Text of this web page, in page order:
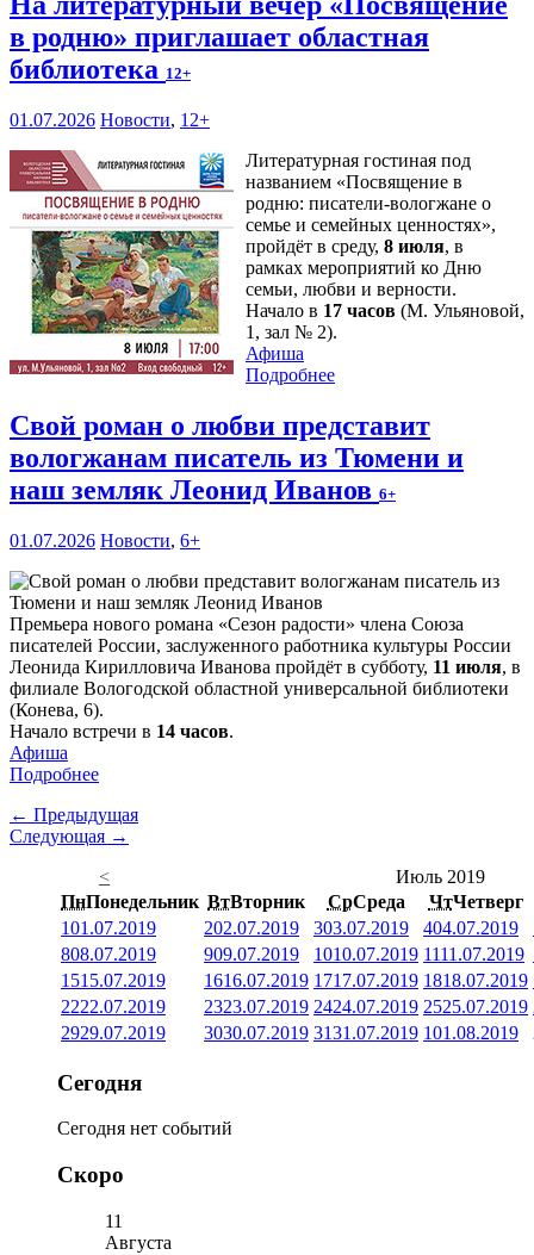
в родню» приглашает областная
библиотека 12+
01.07.2026 Новости, 12+
Литературная гостиная под
названием «Посвящение в
родню: писатели-вологжане о
семье и семейных ценностях»,
пройдёт в среду, 8 июля, в
рамках мероприятий ко Дню
семьи, любви и верности.
Начало в 17 часов (М. Ульяновой,
1, зал № 2).
Афиша
Подробнее
Свой роман о любви представит
вологжанам писатель из Тюмени и
наш земляк Леонид Иванов 6+
01.07.2026 Новости, 6+
Премьера нового романа «Сезон радости» члена Союза
писателей России, заслуженного работника культуры России
Леонида Кирилловича Иванова пройдёт в субботу, 11 июля, в
филиале Вологодской областной универсальной библиотеки
(Конева, 6).
Начало встречи в 14 часов.
Афиша
Подробнее
← Предыдущая
Следующая →
<
Июль 2019
ПнПонедельник ВтВторник СрСреда ЧтЧетверг
101.07.2019 202.07.2019 303.07.2019 404.07.2019
808.07.2019 909.07.2019 1010.07.2019 1111.07.2019
1515.07.2019 1616.07.2019 1717.07.2019 1818.07.2019
2222.07.2019 2323.07.2019 2424.07.2019 2525.07.2019
2929.07.2019 3030.07.2019 3131.07.2019 101.08.2019
Сегодня
Сегодня нет событий
Скоро
11
Августа